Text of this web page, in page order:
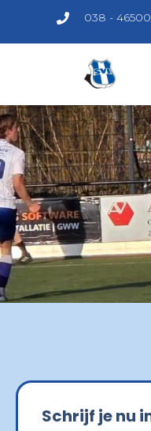
038 -
Schrijf je nu